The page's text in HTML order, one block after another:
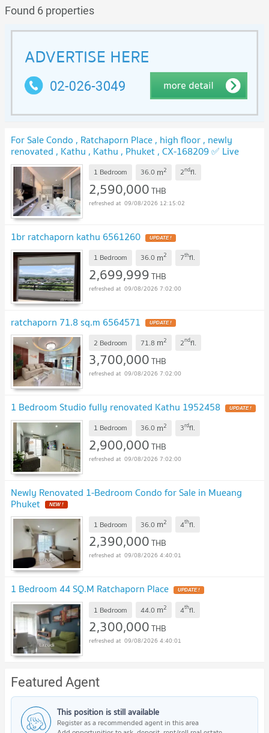
Found 6 properties
For Sale Condo , Ratchaporn Place , high floor , newly
renovated , Kathu , Kathu , Phuket , CX-168209 ✅ Live
chat with us ADD LINE @connexproperty ✅
1 Bedroom 36.0 m2 2ndfl.
2,590,000THB
09/08/2026 12:15:02
1br ratchaporn kathu 6561260 UPDATE !
1 Bedroom 36.0 m2 7thfl.
2,699,999THB
09/08/2026 7:02:00
ratchaporn 71.8 sq.m 6564571 UPDATE !
2 Bedroom 71.8 m2 2ndfl.
3,700,000THB
09/08/2026 7:02:00
1 Bedroom Studio fully renovated Kathu 1952458 UPDATE !
1 Bedroom 36.0 m2 3rdfl.
2,900,000THB
09/08/2026 7:02:00
Newly Renovated 1-Bedroom Condo for Sale in Mueang
Phuket NEW !
1 Bedroom 36.0 m2 4thfl.
2,390,000THB
09/08/2026 4:40:01
1 Bedroom 44 SQ.M Ratchaporn Place UPDATE !
1 Bedroom 44.0 m2 4thfl.
2,300,000THB
09/08/2026 4:40:01
Featured Agent
This position is still available
Register as a recommended agent in this area